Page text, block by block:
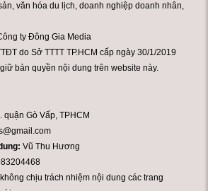
văn hóa du lịch, doanh nghiệp doanh nhân,
ty Đông Gia Media
do Sở TTTT TP.HCM cấp ngày 30/1/2019
bản quyền nội dung trên website này.
Gò Vấp, TPHCM
Vũ Thu Hương
chịu trách nhiệm nội dung các trang